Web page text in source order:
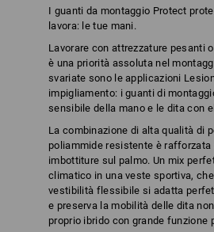
I guanti da montaggio Protect
lavora: le tue mani.
Lavorare con attrezzature pesanti
è una priorità assoluta nel
svariate sono le applicazioni
impigliamento: i guanti di
sensibile della mano e le dita con
La combinazione di alta qualità di
poliammide resistente è
imbottiture sul palmo. Un mix
climatico in una veste sportiva,
vestibilità flessibile si adatta
e preserva la mobilità delle dita
proprio ibrido con grande